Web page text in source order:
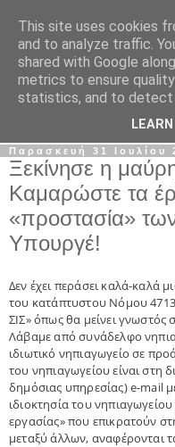
Σ.Ι.Ε.Λ.Β.Ε.
Ο επίσημος ιστότοπος
Εκπαιδευτικών
Παρασκευή 31 Ιουλίου
Ξεκίνησε η
Καμαρώστε τα
«προστασία»
Υπουργέ!
Δεν έχει περάσει καλά-καλά
του κατάπτυστου Νόμου
ΣΙΣ» όπως θα μείνει γνωστός
Λάβαμε από συνάδελφο
ιδιωτικό νηπιαγωγείο σε
του νηπιαγωγείου είναι στη
δημόσιας υπηρεσίας) e-mail
ιδιοκτησία του
εργασίας» που επικρατούν
μεταξύ άλλων, αναφέρονται
This site uses cookies
and to analyze traffic.
shared with Google
metrics to ensure
statistics, and to detect